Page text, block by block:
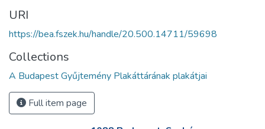
URI
https://bea.fszek.hu/handle/20.500.14711/59698
Collections
A Budapest Gyűjtemény Plakáttárának plakátjai
Full item page